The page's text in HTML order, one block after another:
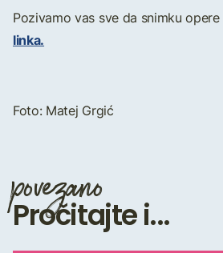
Pozivamo vas sve da snimku
linka.
Foto: Matej Grgić
povezano
Pročitajte i...